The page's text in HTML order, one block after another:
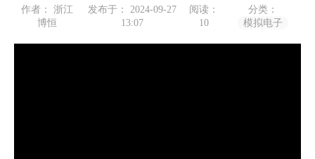
作者： 浙江
博恒
发布于： 2024-09-27
13:07
阅读：
10
分类：
模拟电子